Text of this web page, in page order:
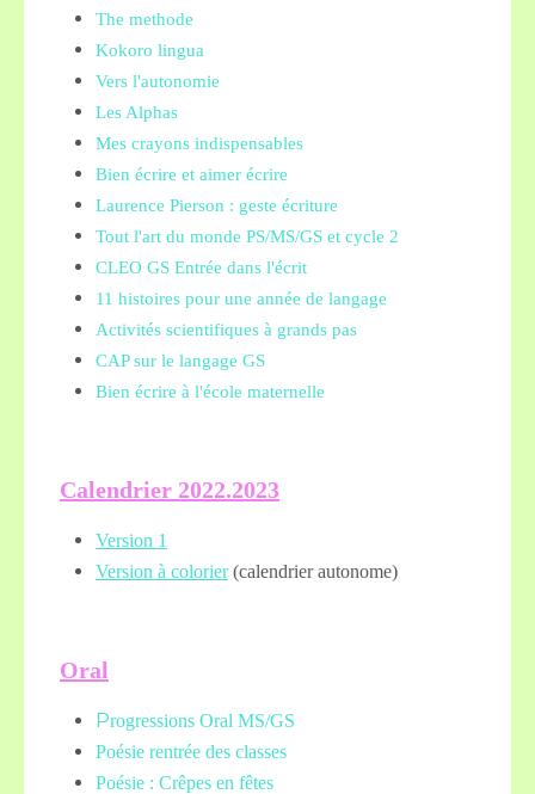
The methode
Kokoro lingua
Vers l'autonomie
Les Alphas
Mes crayons indispensables
Bien écrire et aimer écrire
Laurence Pierson : geste écriture
Tout l'art du monde PS/MS/GS et cycle 2
CLEO GS Entrée dans l'écrit
11 histoires pour une année de langage
Activités scientifiques à grands pas
CAP sur le langage GS
Bien écrire à l'école maternelle
Calendrier 2022.2023
Version 1
Version à colorier(calendrier autonome)
Oral
Progressions Oral MS/GS
Poésie rentrée des classes
Poésie : Crêpes en fêtes